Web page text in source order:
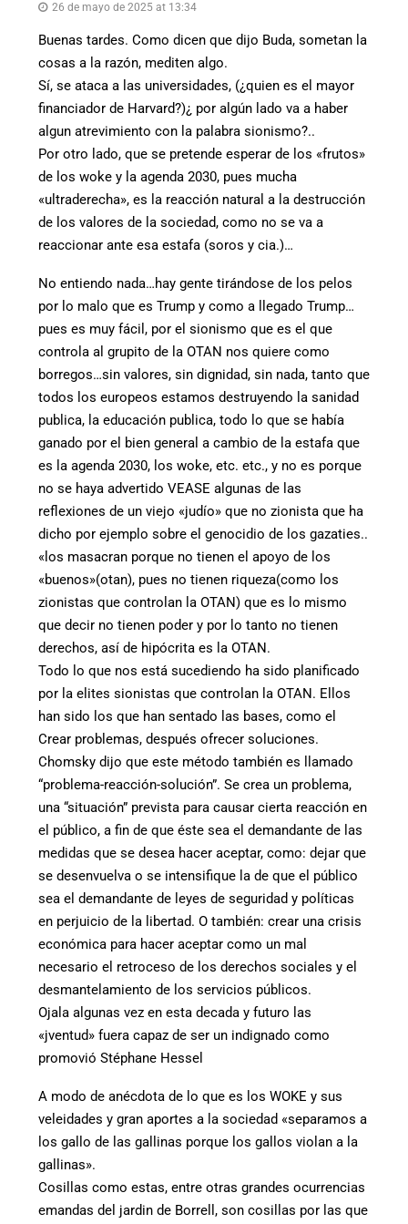
26 de mayo de 2025 at 13:34
Buenas tardes. Como dicen que dijo Buda, sometan la
cosas a la razón, mediten algo.
Sí, se ataca a las universidades, (¿quien es el mayor
financiador de Harvard?)¿ por algún lado va a haber
algun atrevimiento con la palabra sionismo?..
Por otro lado, que se pretende esperar de los «frutos»
de los woke y la agenda 2030, pues mucha
«ultraderecha», es la reacción natural a la destrucción
de los valores de la sociedad, como no se va a
reaccionar ante esa estafa (soros y cia.)…
No entiendo nada…hay gente tirándose de los pelos
por lo malo que es Trump y como a llegado Trump…
pues es muy fácil, por el sionismo que es el que
controla al grupito de la OTAN nos quiere como
borregos…sin valores, sin dignidad, sin nada, tanto que
todos los europeos estamos destruyendo la sanidad
publica, la educación publica, todo lo que se había
ganado por el bien general a cambio de la estafa que
es la agenda 2030, los woke, etc. etc., y no es porque
no se haya advertido VEASE algunas de las
reflexiones de un viejo «judío» que no zionista que ha
dicho por ejemplo sobre el genocidio de los gazaties..
«los masacran porque no tienen el apoyo de los
«buenos»(otan), pues no tienen riqueza(como los
zionistas que controlan la OTAN) que es lo mismo
que decir no tienen poder y por lo tanto no tienen
derechos, así de hipócrita es la OTAN.
Todo lo que nos está sucediendo ha sido planificado
por la elites sionistas que controlan la OTAN. Ellos
han sido los que han sentado las bases, como el
Crear problemas, después ofrecer soluciones.
Chomsky dijo que este método también es llamado
“problema-reacción-solución”. Se crea un problema,
una “situación” prevista para causar cierta reacción en
el público, a fin de que éste sea el demandante de las
medidas que se desea hacer aceptar, como: dejar que
se desenvuelva o se intensifique la de que el público
sea el demandante de leyes de seguridad y políticas
en perjuicio de la libertad. O también: crear una crisis
económica para hacer aceptar como un mal
necesario el retroceso de los derechos sociales y el
desmantelamiento de los servicios públicos.
Ojala algunas vez en esta decada y futuro las
«jventud» fuera capaz de ser un indignado como
promovió Stéphane Hessel
A modo de anécdota de lo que es los WOKE y sus
veleidades y gran aportes a la sociedad «separamos a
los gallo de las gallinas porque los gallos violan a la
gallinas».
Cosillas como estas, entre otras grandes ocurrencias
emandas del jardin de Borrell, son cosillas por las que